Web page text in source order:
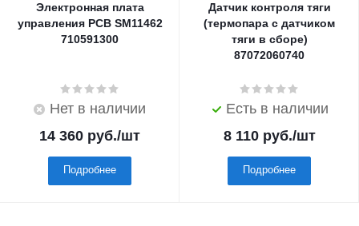
Электронная плата
управления PCB SM11462
710591300
Нет в наличии
14 360 руб./шт
Подробнее
Датчик контроля тяги
(термопара с датчиком
тяги в сборе)
87072060740
Есть в наличии
8 110руб./шт
Подробнее